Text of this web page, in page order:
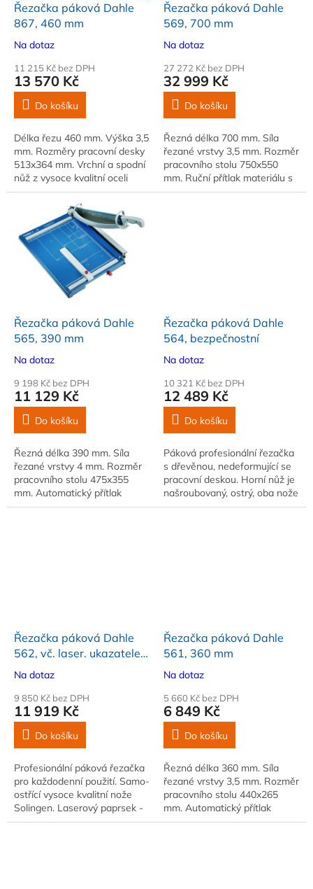
u
Řezačka páková Dahle
867, 460 mm
Na dotaz
11 215 Kč bez DPH
13 570 Kč
Do košíku
Délka řezu 460 mm. Výška 3,5
mm. Rozměry pracovní desky
513x364 mm. Vrchní a spodní
nůž z vysoce kvalitní oceli
Solingen. Automatický přítlak
Řezačka páková Dahle
569, 700 mm
Na dotaz
27 272 Kč bez DPH
32 999 Kč
Do košíku
Řezná délka 700 mm. Síla
řezané vrstvy 3,5 mm. Rozměr
pracovního stolu 750x550
mm. Ruční přítlak materiálu s
aretací
Řezačka páková Dahle
565, 390 mm
Na dotaz
9 198 Kč bez DPH
11 129 Kč
Do košíku
Řezná délka 390 mm. Síla
řezané vrstvy 4 mm. Rozměr
pracovního stolu 475x355
mm. Automatický přítlak
materiálu
Řezačka páková Dahle
564, bezpečnostní
Na dotaz
10 321 Kč bez DPH
12 489 Kč
Do košíku
Páková profesionální řezačka
s dřevěnou, nedeformující se
pracovní deskou. Horní nůž je
našroubovaný, ostrý, oba nože
ze speciální nožové oceli
Řezačka páková Dahle
562, vč. laser. ukazatele,
360 mm, 3,5 mm, A4
Na dotaz
9 850 Kč bez DPH
11 919 Kč
Do košíku
Profesionální páková řezačka
pro každodenní použití. Samo-
ostřící vysoce kvalitní nože
Solingen. Laserový paprsek -
přesné vyznačení linie řezu
Řezačka páková Dahle
561, 360 mm
Na dotaz
5 660 Kč bez DPH
6 849 Kč
Do košíku
Řezná délka 360 mm. Síla
řezané vrstvy 3,5 mm. Rozměr
pracovního stolu 440x265
mm. Automatický přítlak
materiálu